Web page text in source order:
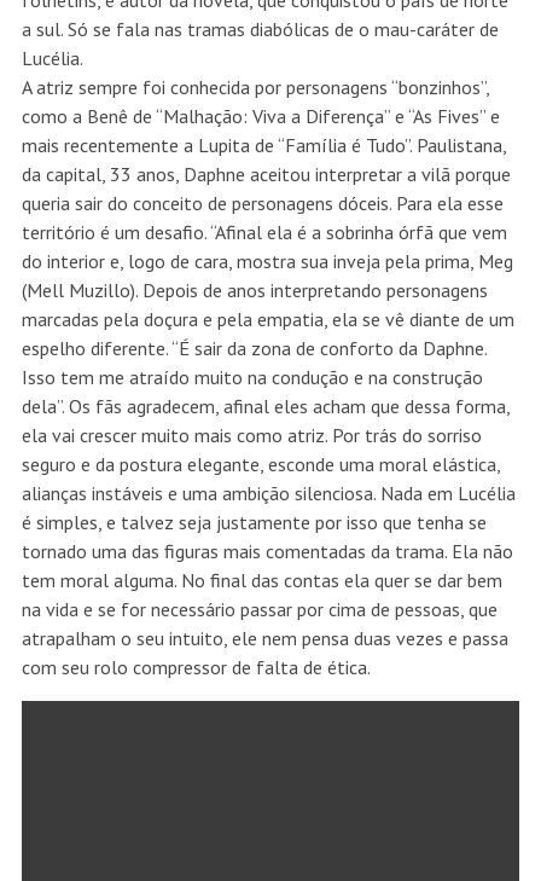
a sul. Só se fala nas tramas diabólicas de o mau-caráter de
Lucélia.
A atriz sempre foi conhecida por personagens “bonzinhos”,
como a Benê de “Malhação: Viva a Diferença” e “As Fives” e
mais recentemente a Lupita de “Família é Tudo”. Paulistana,
da capital, 33 anos, Daphne aceitou interpretar a vilã porque
queria sair do conceito de personagens dóceis. Para ela esse
território é um desafio. “Afinal ela é a sobrinha órfã que vem
do interior e, logo de cara, mostra sua inveja pela prima, Meg
(Mell Muzillo). Depois de anos interpretando personagens
marcadas pela doçura e pela empatia, ela se vê diante de um
espelho diferente. “É sair da zona de conforto da Daphne.
Isso tem me atraído muito na condução e na construção
dela”. Os fãs agradecem, afinal eles acham que dessa forma,
ela vai crescer muito mais como atriz. Por trás do sorriso
seguro e da postura elegante, esconde uma moral elástica,
alianças instáveis e uma ambição silenciosa. Nada em Lucélia
é simples, e talvez seja justamente por isso que tenha se
tornado uma das figuras mais comentadas da trama. Ela não
tem moral alguma. No final das contas ela quer se dar bem
na vida e se for necessário passar por cima de pessoas, que
atrapalham o seu intuito, ele nem pensa duas vezes e passa
com seu rolo compressor de falta de ética.